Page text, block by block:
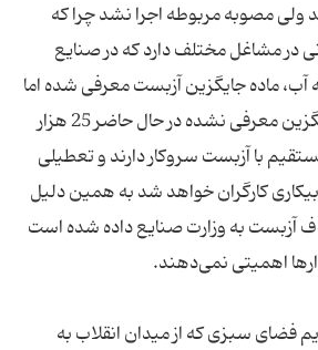
مصوبه مربوطه اجرا نشد چرا که
در مشاغل مختلف دارد که در صنایع
آب، ماده جایگزین آزبست معرفی شده اما
در دیگر کاربردهای آنجایگزین معرفی نشده در حال حاضر 25 هزار
با آزبست سروکار دارند و تعطیلی
بیکاری کارگران خواهد شد به همین دلیل
آزبست به وزارت صنایع داده شده است
فضای سبزی که از میدان انقلاب به